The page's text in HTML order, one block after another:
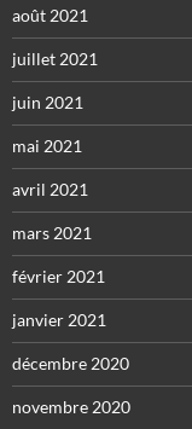
août 2021
juillet 2021
juin 2021
mai 2021
avril 2021
mars 2021
février 2021
janvier 2021
décembre 2020
novembre 2020